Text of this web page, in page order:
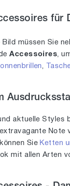
für
Bild müssen Sie
Accessoires,
,
aktuelle Styles
Note
Sie Ketten
mit allen Arten